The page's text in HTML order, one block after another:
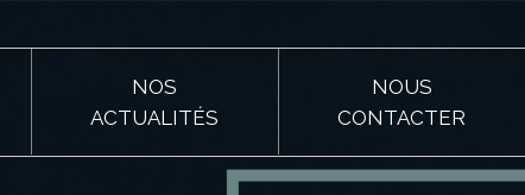
NOS
ACTUALITÉS
NOUS
CONTACTER